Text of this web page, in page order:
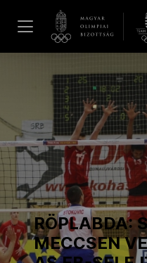
Hírek
Galéria
Dakar 2026
Los Angeles
RÖPLABDA:
MECCSEN